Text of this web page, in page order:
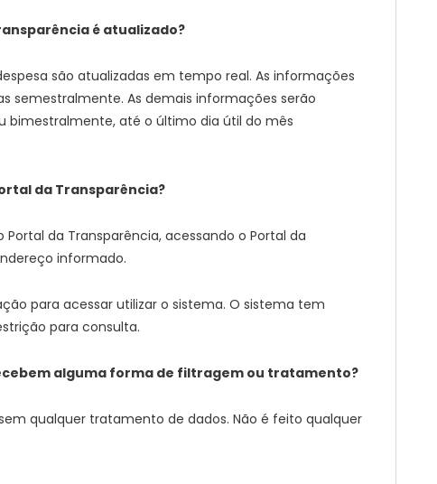
é atualizado?
são atualizadas em tempo real. As informações
semestralmente. As demais informações serão
bimestralmente, até o último dia útil do mês
da Transparência?
da Transparência, acessando o Portal da
informado.
para acessar utilizar o sistema. O sistema tem
para consulta.
alguma forma de filtragem ou tratamento?
qualquer tratamento de dados. Não é feito qualquer